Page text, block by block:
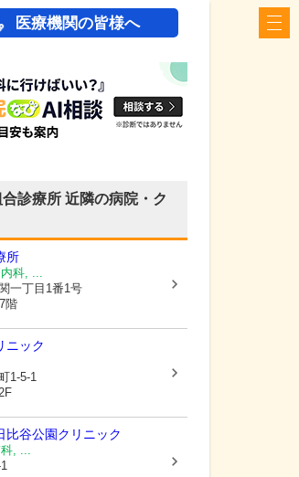
医療機関の皆様へ
診療所 近隣の病院・ク
所
科, ...
一丁目1番1号
階
ニック
1-5-1
比谷公園クリニック
, ...